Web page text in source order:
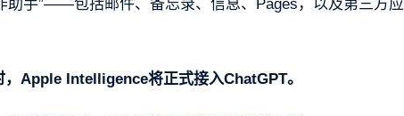
助手”——包括邮件、备忘录、信息、Pages，以及第三方应
Apple Intelligence将正式接入ChatGPT。